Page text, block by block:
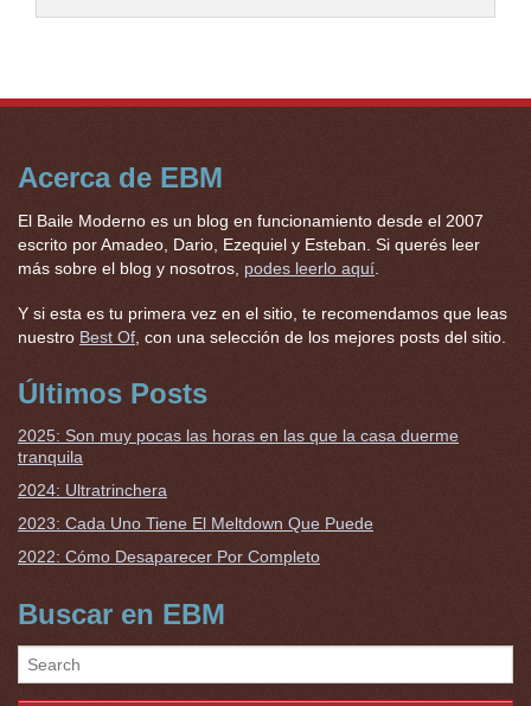
Acerca de EBM
El Baile Moderno es un blog en funcionamiento desde el 2007
escrito por Amadeo, Dario, Ezequiel y Esteban. Si querés leer
más sobre el blog y nosotros, podes leerlo aquí.
Y si esta es tu primera vez en el sitio, te recomendamos que leas
nuestro Best Of, con una selección de los mejores posts del sitio.
Últimos Posts
2025: Son muy pocas las horas en las que la casa duerme
tranquila
2024: Ultratrinchera
2023: Cada Uno Tiene El Meltdown Que Puede
2022: Cómo Desaparecer Por Completo
Buscar en EBM